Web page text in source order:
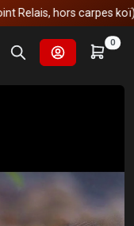
hors carpes koï)
0